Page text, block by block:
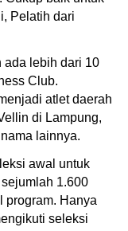
Pelatih dari
ada lebih dari 10
Club.
atlet daerah
di Lampung,
lainnya.
awal untuk
1.600
program. Hanya
seleksi